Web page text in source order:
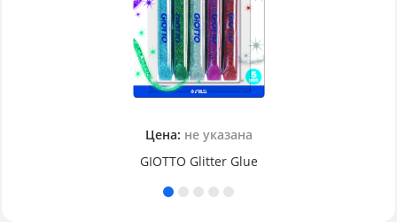
Цена: не указана
GIOTTO Glitter Glue